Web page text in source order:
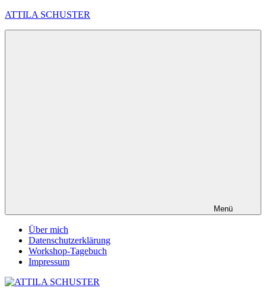
Zum
ATTILA SCHUSTER
Menü
Über mich
Datenschutzerklärung
Workshop-Tagebuch
Impressum